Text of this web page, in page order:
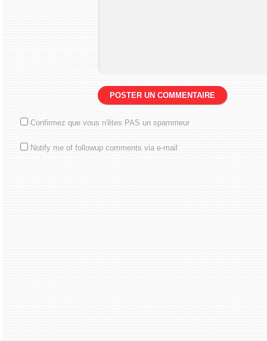
Confirmez que vous n'êtes PAS un spammeur
Notify me of followup comments via e-mail